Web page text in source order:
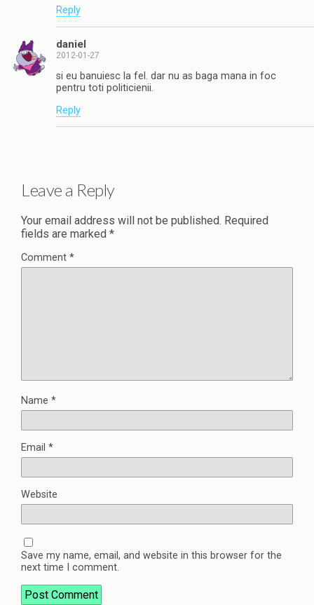
Reply
daniel
2012-01-27
si eu banuiesc la fel. dar nu as baga mana in foc
pentru toti politicienii.
Reply
Leave a Reply
Your email address will not be published. Required
fields are marked *
Comment *
Name *
Email *
Website
Save my name, email, and website in this browser for the
next time I comment.